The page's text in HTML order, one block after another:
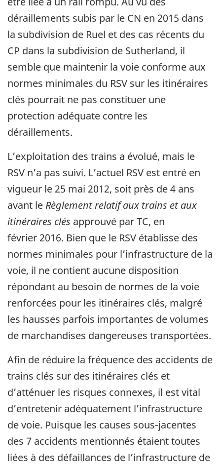
déraillements subis par le CN en 2015 dans
la subdivision de Ruel et des cas récents du
CP dans la subdivision de Sutherland, il
semble que maintenir la voie conforme aux
normes minimales du RSV sur les itinéraires
clés pourrait ne pas constituer une
protection adéquate contre les
déraillements.
L’exploitation des trains a évolué, mais le
RSV n’a pas suivi. L’actuel RSV est entré en
vigueur le 25 mai 2012, soit près de 4 ans
avant le Règlement relatif aux trains et aux
itinéraires clés approuvé par TC, en
février 2016. Bien que le RSV établisse des
normes minimales pour l’infrastructure de la
voie, il ne contient aucune disposition
répondant au besoin de normes de la voie
renforcées pour les itinéraires clés, malgré
les hausses parfois importantes de volumes
de marchandises dangereuses transportées.
Afin de réduire la fréquence des accidents de
trains clés sur des itinéraires clés et
d’atténuer les risques connexes, il est vital
d’entretenir adéquatement l’infrastructure
de voie. Puisque les causes sous-jacentes
des 7 accidents mentionnés étaient toutes
liées à des défaillances de l’infrastructure de